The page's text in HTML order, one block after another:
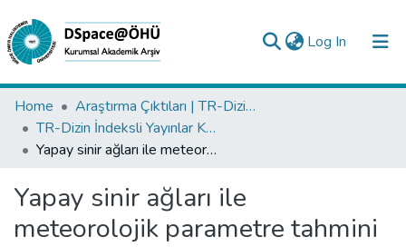
Log In (current)
Collections
All of DSpace
Analyze
Home
Araştırma Çıktıları | TR-Dizin | WoS | Scopus | PubMed
TR-Dizin İndeksli Yayınlar Koleksiyonu
Yapay sinir ağları ile meteorolojik parametre tahmini
Yapay sinir ağları ile
meteorolojik parametre tahmini